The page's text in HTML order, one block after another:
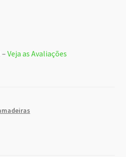
Veja as Avaliações